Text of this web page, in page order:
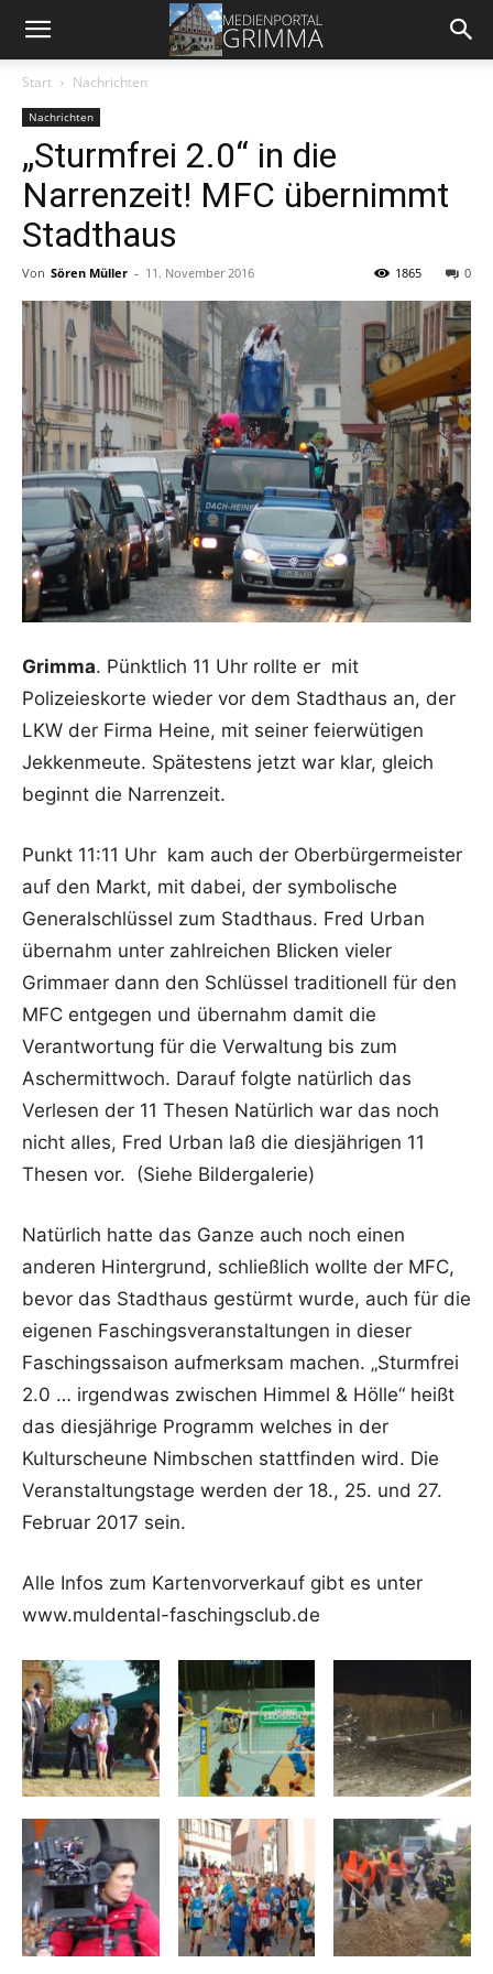
Start Nachrichten
Nachrichten
„Sturmfrei 2.0“ in die
Narrenzeit! MFC übernimmt
Stadthaus
Von Sören Müller - 11. November 2016 0
1865
Grimma. Pünktlich 11 Uhr rollte er mit
Polizeieskorte wieder vor dem Stadthaus an, der
LKW der Firma Heine, mit seiner feierwütigen
Jekkenmeute. Spätestens jetzt war klar, gleich
beginnt die Narrenzeit.
Punkt 11:11 Uhr kam auch der Oberbürgermeister
auf den Markt, mit dabei, der symbolische
Generalschlüssel zum Stadthaus. Fred Urban
übernahm unter zahlreichen Blicken vieler
Grimmaer dann den Schlüssel traditionell für den
MFC entgegen und übernahm damit die
Verantwortung für die Verwaltung bis zum
Aschermittwoch. Darauf folgte natürlich das
Verlesen der 11 Thesen Natürlich war das noch
nicht alles, Fred Urban laß die diesjährigen 11
Thesen vor. (Siehe Bildergalerie)
Natürlich hatte das Ganze auch noch einen
anderen Hintergrund, schließlich wollte der MFC,
bevor das Stadthaus gestürmt wurde, auch für die
eigenen Faschingsveranstaltungen in dieser
Faschingssaison aufmerksam machen. „Sturmfrei
2.0 … irgendwas zwischen Himmel & Hölle“ heißt
das diesjährige Programm welches in der
Kulturscheune Nimbschen stattfinden wird. Die
Veranstaltungstage werden der 18., 25. und 27.
Februar 2017 sein.
Alle Infos zum Kartenvorverkauf gibt es unter
www.muldental-faschingsclub.de